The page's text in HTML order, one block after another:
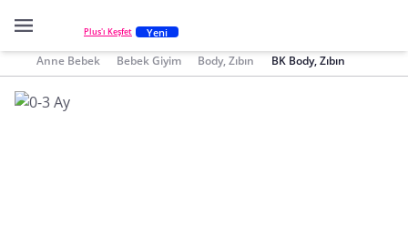
Plus'ı Keşfet Yeni
Anne Bebek Bebek Giyim Body, Zıbın BK Body, Zıbın